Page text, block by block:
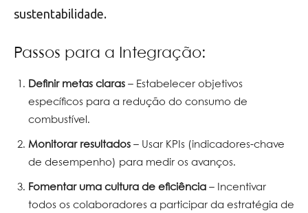
sustentabilidade.
Passos para a Integração:
Definir metas claras – Estabelecer objetivos
específicos para a redução do consumo de
combustível.
Monitorar resultados – Usar KPIs (indicadores-chave
de desempenho) para medir os avanços.
Fomentar uma cultura de eficiência – Incentivar
todos os colaboradores a participar da estratégia de